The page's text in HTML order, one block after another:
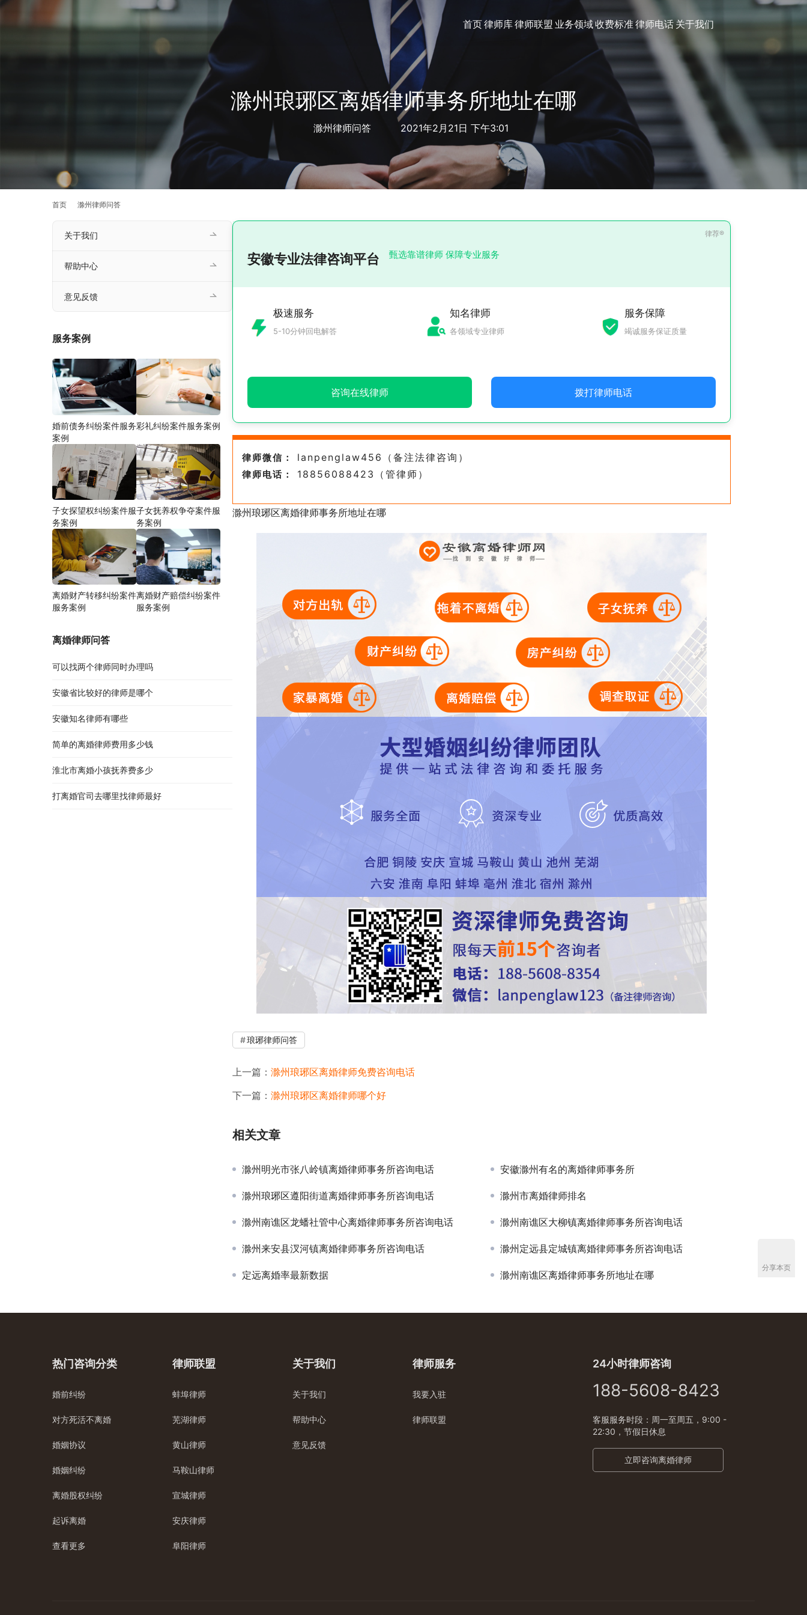
首页律师库律师联盟 业务领域收费标准律师电话关于我们
滁州琅琊区离婚律师事务所地址在哪
滁州律师问答 2021年2月21日 下午3:01
首页 滁州律师问答
安徽专业法律咨询平台 甄选靠谱律师 保障专业服务
极速服务
5-10分钟回电解答
知名律师
各领域专业律师
服务保障
竭诚服务保证质量
咨询在线律师 拨打律师电话
律师微信： lanpenglaw456（备注法律咨询）
律师电话： 18856088423（管律师）
滁州琅琊区离婚律师事务所地址在哪
琅琊律师问答
上一篇： 滁州琅琊区离婚律师免费咨询电话
下一篇： 滁州琅琊区离婚律师哪个好
相关文章
滁州明光市张八岭镇离婚律师事务所咨询电话 安徽滁州有名的离婚律师事务所
滁州琅琊区遵阳街道离婚律师事务所咨询电话 滁州市离婚律师排名
滁州南谯区龙蟠社管中心离婚律师事务所咨询电话 滁州南谯区大柳镇离婚律师事务所咨询电话
滁州来安县汊河镇离婚律师事务所咨询电话 滁州定远县定城镇离婚律师事务所咨询电话
定远离婚率最新数据 滁州南谯区离婚律师事务所地址在哪
关于我们
帮助中心
意见反馈
服务案例
婚前债务纠纷案件服务
案例
彩礼纠纷案件服务案例
子女探望权纠纷案件服
务案例
子女抚养权争夺案件服
务案例
离婚财产转移纠纷案件
服务案例
离婚财产赔偿纠纷案件
服务案例
离婚律师问答
可以找两个律师同时办理吗
安徽省比较好的律师是哪个
安徽知名律师有哪些
简单的离婚律师费用多少钱
淮北市离婚小孩抚养费多少
打离婚官司去哪里找律师最好
热门咨询分类
婚前纠纷
对方死活不离婚
婚姻协议
婚姻纠纷
离婚股权纠纷
起诉离婚
查看更多
律师联盟
蚌埠律师
芜湖律师
黄山律师
马鞍山律师
宣城律师
安庆律师
阜阳律师
关于我们
关于我们
帮助中心
意见反馈
律师服务
我要入驻
律师联盟
24小时律师咨询
188-5608-8423
客服服务时段：周一至周五，9:00 -
22:30，节假日休息
立即咨询离婚律师
分享本页